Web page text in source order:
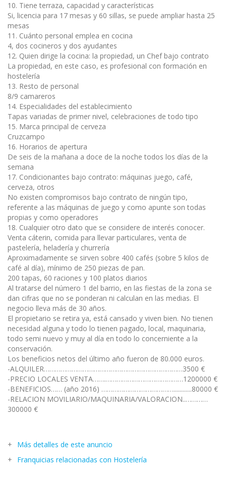
10. Tiene terraza, capacidad y características
Si, licencia para 17 mesas y 60 sillas, se puede ampliar hasta 25
mesas
11. Cuánto personal emplea en cocina
4, dos cocineros y dos ayudantes
12. Quien dirige la cocina: la propiedad, un Chef bajo contrato
La propiedad, en este caso, es profesional con formación en
hostelería
13. Resto de personal
8/9 camareros
14. Especialidades del establecimiento
Tapas variadas de primer nivel, celebraciones de todo tipo
15. Marca principal de cerveza
Cruzcampo
16. Horarios de apertura
De seis de la mañana a doce de la noche todos los días de la
semana
17. Condicionantes bajo contrato: máquinas juego, café,
cerveza, otros
No existen compromisos bajo contrato de ningún tipo,
referente a las máquinas de juego y como apunte son todas
propias y como operadores
18. Cualquier otro dato que se considere de interés conocer.
Venta cáterin, comida para llevar particulares, venta de
pastelería, heladería y churrería
Aproximadamente se sirven sobre 400 cafés (sobre 5 kilos de
café al día), mínimo de 250 piezas de pan.
200 tapas, 60 raciones y 100 platos diarios
Al tratarse del número 1 del barrio, en las fiestas de la zona se
dan cifras que no se ponderan ni calculan en las medias. El
negocio lleva más de 30 años.
El propietario se retira ya, está cansado y viven bien. No tienen
necesidad alguna y todo lo tienen pagado, local, maquinaria,
todo semi nuevo y muy al día en todo lo concerniente a la
conservación.
Los beneficios netos del último año fueron de 80.000 euros.
-ALQUILER…………………………………………………………………3500 €
-PRECIO LOCALES VENTA…….……………………………………1200000 €
-BENEFICIOS…… (año 2016) …………………………………............80000 €
-RELACION MOVILIARIO/MAQUINARIA/VALORACION..…………
300000 €
Más detalles de este anuncio
Franquicias relacionadas con Hostelería